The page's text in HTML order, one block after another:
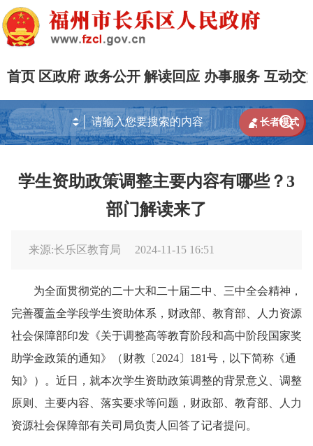
首页 区政府 政务公开 解读回应 办事服务 互动交

 长者模式
学生资助政策调整主要内容有哪些？3
部门解读来了
来源:长乐区教育局 2024-11-15 16:51
为全面贯彻党的二十大和二十届二中、三中全会精神，
完善覆盖全学段学生资助体系，财政部、教育部、人力资源
社会保障部印发《关于调整高等教育阶段和高中阶段国家奖
助学金政策的通知》（财教〔2024〕181号，以下简称《通
知》）。近日，就本次学生资助政策调整的背景意义、调整
原则、主要内容、落实要求等问题，财政部、教育部、人力
资源社会保障部有关司局负责人回答了记者提问。